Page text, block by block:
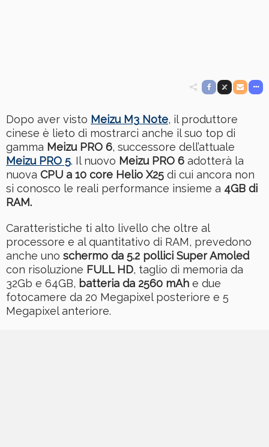
Dopo aver visto Meizu M3 Note, il produttore
cinese è lieto di mostrarci anche il suo top di
gamma Meizu PRO 6, successore dell’attuale
Meizu PRO 5. Il nuovo Meizu PRO 6 adotterà la
nuova CPU a 10 core Helio X25 di cui ancora non
si conosco le reali performance insieme a 4GB di
RAM.
Caratteristiche ti alto livello che oltre al
processore e al quantitativo di RAM, prevedono
anche uno schermo da 5.2 pollici Super Amoled
con risoluzione FULL HD, taglio di memoria da
32Gb e 64GB, batteria da 2560 mAh e due
fotocamere da 20 Megapixel posteriore e 5
Megapixel anteriore.